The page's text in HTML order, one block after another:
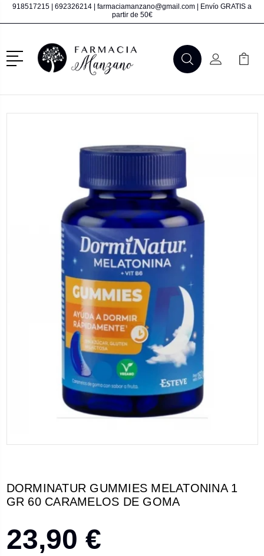
918517215 692326214 farmaciamanzano@gmail.com | Envío GRATIS a
partir de 50€
Menú
BuscarMi Cuenta
Mi
DORMINATUR GUMMIES MELATONINA 1
GR 60 CARAMELOS DE GOMA
23,90 €